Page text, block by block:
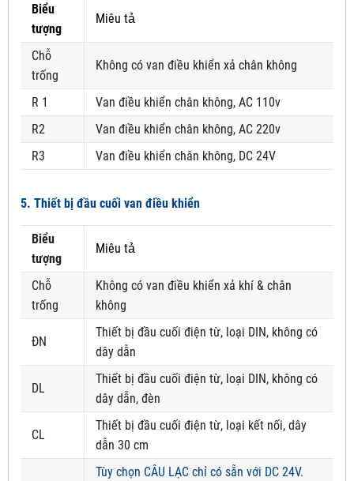
Biểu
tượng
Miêu tả
Chỗ
trống
Không có van điều khiển xả chân không
R 1
Van điều khiển chân không, AC 110v
R2
Van điều khiển chân không, AC 220v
R3
Van điều khiển chân không, DC 24V
5. Thiết bị đầu cuối van điều khiển
Biểu
tượng
Miêu tả
Chỗ
trống
Không có van điều khiển xả khí & chân
không
ĐN
Thiết bị đầu cuối điện từ, loại DIN, không có
dây dẫn
DL
Thiết bị đầu cuối điện từ, loại DIN, không có
dây dẫn, đèn
CL
Thiết bị đầu cuối điện từ, loại kết nối, dây
dẫn 30 cm
Tùy chọn CÂU LẠC chỉ có sẵn với DC 24V.